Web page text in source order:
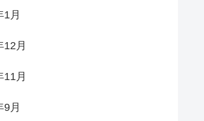
1月
12月
11月
9月